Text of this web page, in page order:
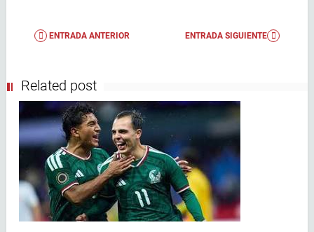
ENTRADA ANTERIOR ENTRADA SIGUIENTE
Related post